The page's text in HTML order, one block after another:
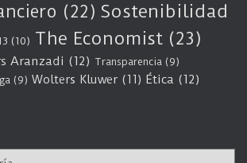
(22) Sostenibilidad
(10) The Economist (23)
Aranzadi (12) Transparencia (9)
(9) Wolters Kluwer (11) Ética (12)